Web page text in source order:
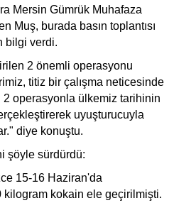
Mersin Gümrük Muhafaza
Muş, burada basın toplantısı
bilgi verdi.
2 önemli operasyonu
titiz bir çalışma neticesinde
operasyonla ülkemiz tarihinin
uyuşturucuyla
diye konuştu.
şöyle sürdürdü:
15-16 Haziran'da
kokain ele geçirilmişti.